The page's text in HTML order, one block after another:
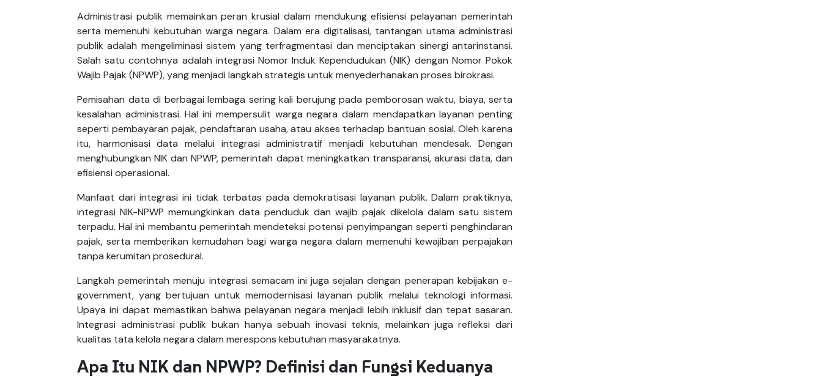
Administrasi publik memainkan peran krusial dalam mendukung efisiensi pelayanan pemerintah
serta memenuhi kebutuhan warga negara. Dalam era digitalisasi, tantangan utama administrasi
publik adalah mengeliminasi sistem yang terfragmentasi dan menciptakan sinergi antarinstansi.
Salah satu contohnya adalah integrasi Nomor Induk Kependudukan (NIK) dengan Nomor Pokok
Wajib Pajak (NPWP), yang menjadi langkah strategis untuk menyederhanakan proses birokrasi.
Pemisahan data di berbagai lembaga sering kali berujung pada pemborosan waktu, biaya, serta
kesalahan administrasi. Hal ini mempersulit warga negara dalam mendapatkan layanan penting
seperti pembayaran pajak, pendaftaran usaha, atau akses terhadap bantuan sosial. Oleh karena
itu, harmonisasi data melalui integrasi administratif menjadi kebutuhan mendesak. Dengan
menghubungkan NIK dan NPWP, pemerintah dapat meningkatkan transparansi, akurasi data, dan
efisiensi operasional.
Manfaat dari integrasi ini tidak terbatas pada demokratisasi layanan publik. Dalam praktiknya,
integrasi NIK-NPWP memungkinkan data penduduk dan wajib pajak dikelola dalam satu sistem
terpadu. Hal ini membantu pemerintah mendeteksi potensi penyimpangan seperti penghindaran
pajak, serta memberikan kemudahan bagi warga negara dalam memenuhi kewajiban perpajakan
tanpa kerumitan prosedural.
Langkah pemerintah menuju integrasi semacam ini juga sejalan dengan penerapan kebijakan e-
government, yang bertujuan untuk memodernisasi layanan publik melalui teknologi informasi.
Upaya ini dapat memastikan bahwa pelayanan negara menjadi lebih inklusif dan tepat sasaran.
Integrasi administrasi publik bukan hanya sebuah inovasi teknis, melainkan juga refleksi dari
kualitas tata kelola negara dalam merespons kebutuhan masyarakatnya.
Apa Itu NIK dan NPWP? Definisi dan Fungsi Keduanya